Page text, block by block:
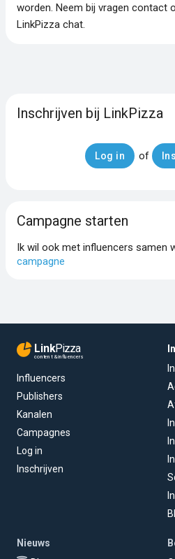
worden. Neem bij vragen contact
LinkPizza chat.
Inschrijven bij LinkPizza
Log in of
Campagne starten
Ik wil ook met influencers samen
campagne
LinkPizza
content & influencers
Influencers
Publishers
Kanalen
Campagnes
Log in
Inschrijven
Nieuws